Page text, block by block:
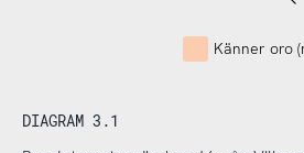
Känner oro
DIAGRAM 3.1